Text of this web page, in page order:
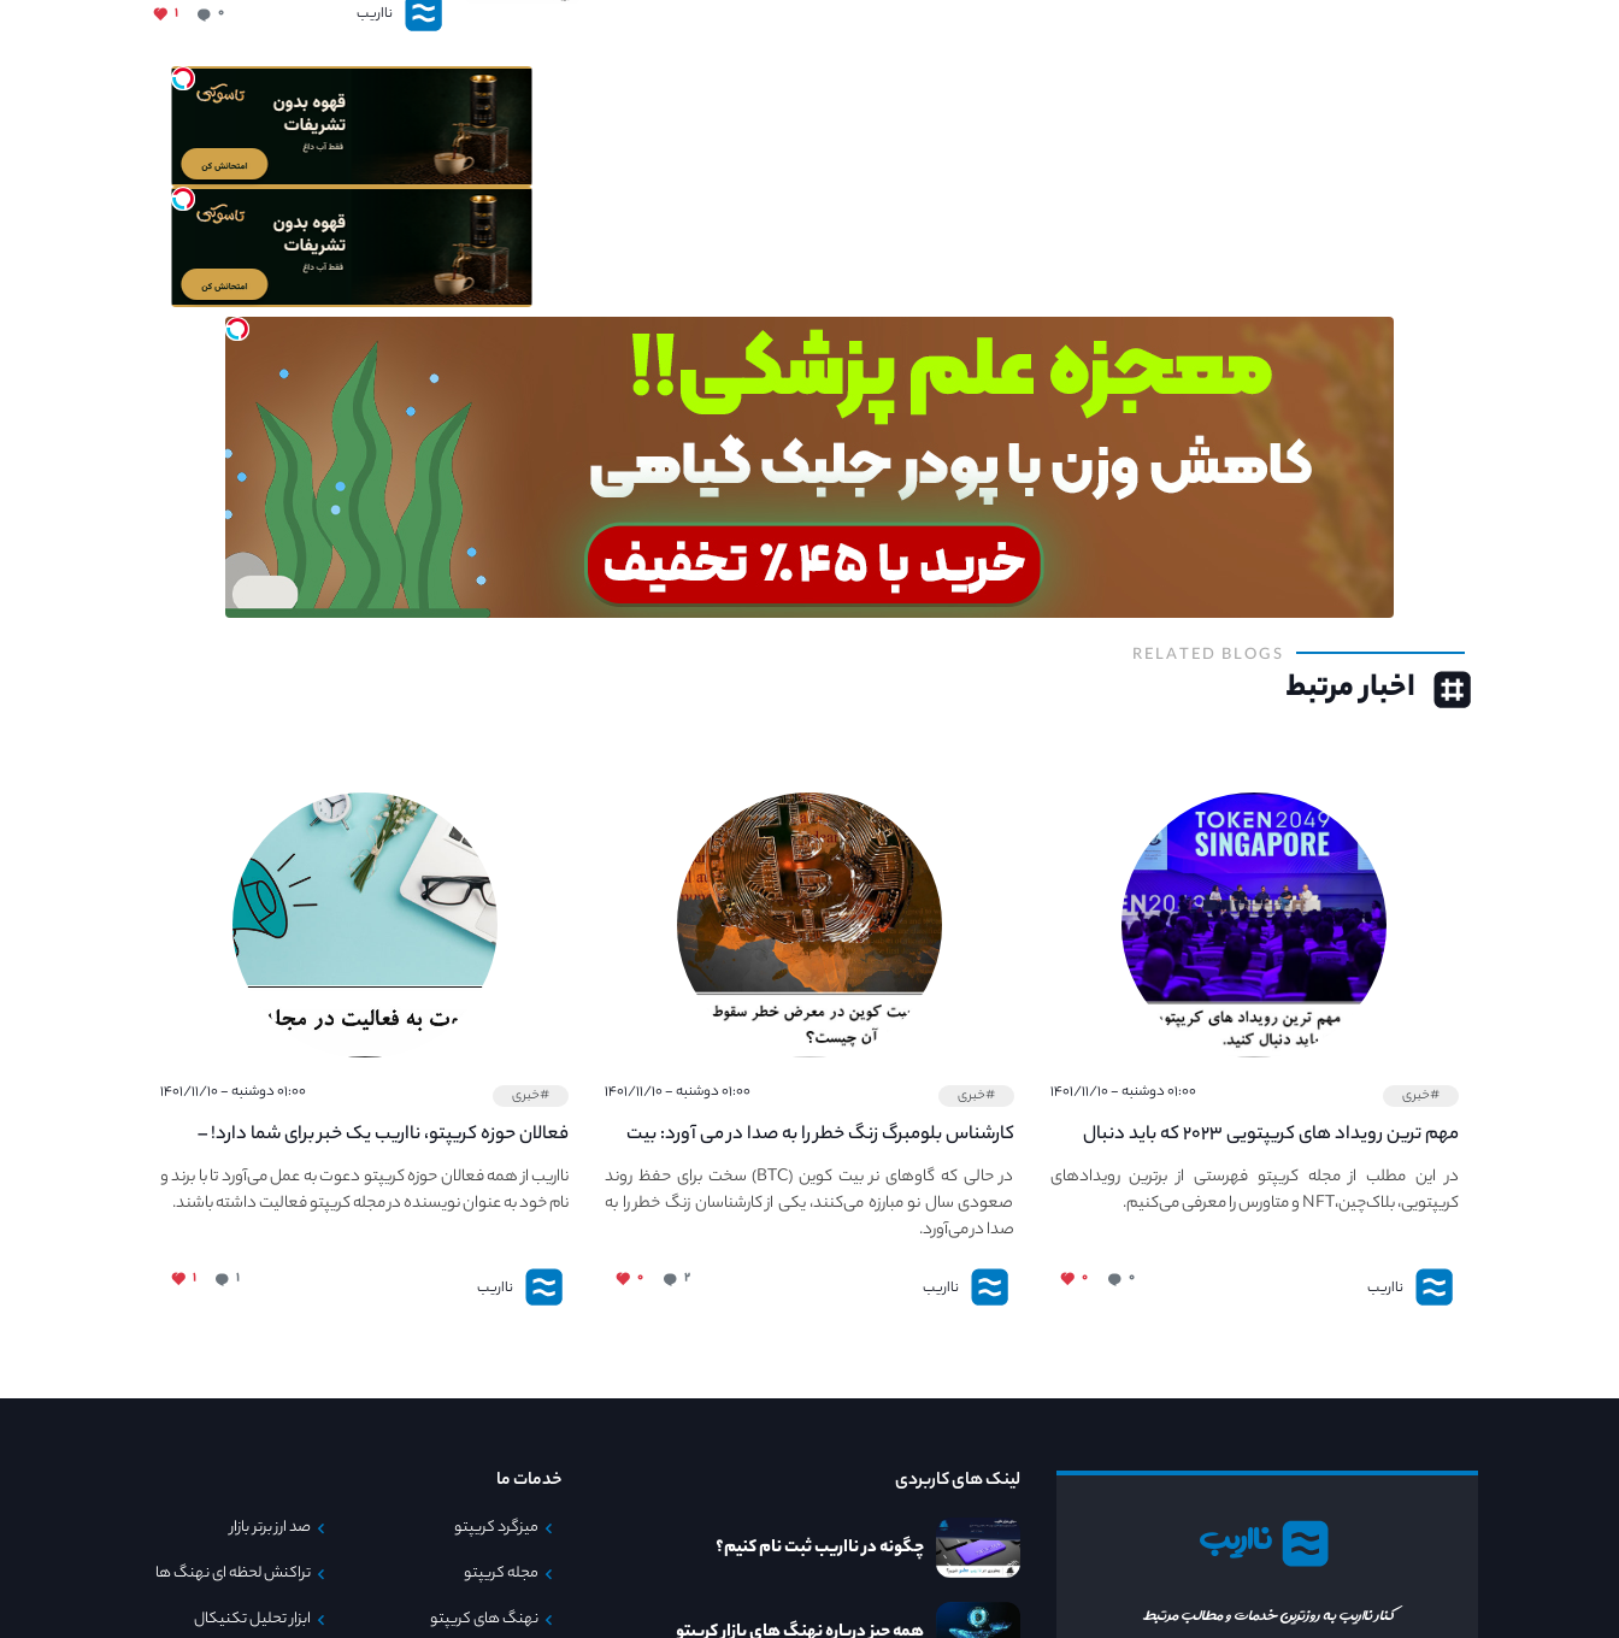
نااریب ۰ ۱
RELATED BLOGS
اخبار مرتبط
#خبری ۰۱:۰۰ دوشنبه - ۱۴۰۱/۱۱/۱۰
مهم ترین رویداد های کریپتویی ۲۰۲۳ که باید دنبال
کنید – معرفی بهترین رویداد های جهانی
در این مطلب از مجله کریپتو فهرستی از برترین رویدادهای
کریپتویی، بلاک‌چین،NFT و متاورس را معرفی می‌کنیم.
نااریب ۰ ۰
#خبری ۰۱:۰۰ دوشنبه - ۱۴۰۱/۱۱/۱۰
کارشناس بلومبرگ زنگ خطر را به صدا در می آورد: بیت
کوین در معرض خطر سقوط بزرگ است - دلیل آن
چیست؟
در حالی که گاوهای نر بیت کوین (BTC) سخت برای حفظ روند
صعودی سال نو مبارزه می‌کنند، یکی از کارشناسان زنگ خطر را به
صدا در می‌آورد.
نااریب ۲ ۰
#خبری ۰۱:۰۰ دوشنبه - ۱۴۰۱/۱۱/۱۰
فعالان حوزه کریپتو، نااریب یک خبر برای شما دارد! –
دعوت به فعالیت در مجله کریپتو
نااریب از همه فعالان حوزه کریپتو دعوت به عمل می‌آورد تا با برند و
نام خود به عنوان نویسنده در مجله کریپتو فعالیت داشته باشند.
نااریب ۱ ۱
نااریب
کنار نااریب به روزترین خدمات و مطالب مرتبط
لینک های کاربردی
چگونه در نااریب ثبت نام کنیم؟
خدمات ما
میزگرد کریپتو
مجله کریپتو
نهنگ های کریپتو
صد ارز برتر بازار
تراکنش لحظه ای نهنگ ها
ابزار تحلیل تکنیکال